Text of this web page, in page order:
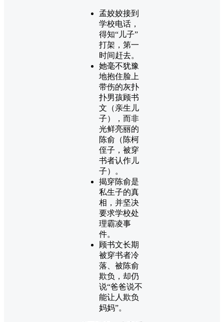
孟姣姣接到
学校电话，
得知“儿子”
打架，第一
时间赶去。
她毫不犹豫
地抱住脸上
带伤的灰扑
扑男孩顾书
文（亲生儿
子），而非
光鲜亮丽的
陈俞（陈柯
侄子，被穿
书者认作儿
子）。
揭穿陈俞是
私生子的真
相，并坚决
要求学校处
理霸凌事
件。
顾书文长期
被穿书者冷
落、被陈俞
欺负，却仍
说“爸爸说不
能让人欺负
妈妈”。